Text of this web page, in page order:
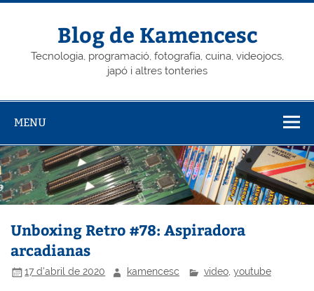
Skip
Blog de Kamencesc
Tecnologia, programació, fotografía, cuina, videojocs,
japó i altres tonteries
MENU
Unboxing Retro #78: Aspiradora
arcadianas
17 d'abril de 2020 kamencesc video, youtube